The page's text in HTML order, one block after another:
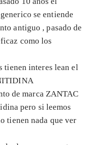
se entiende
antiguo , pasado de
como los
tienen interes lean el
de marca ZANTAC
pero si leemos
tienen nada que ver